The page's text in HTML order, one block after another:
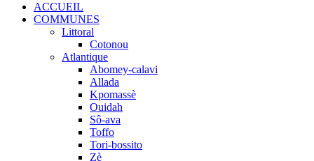
ACCUEIL
COMMUNES
Littoral
Cotonou
Atlantique
Abomey-calavi
Allada
Kpomassè
Ouidah
Sô-ava
Toffo
Tori-bossito
Zè